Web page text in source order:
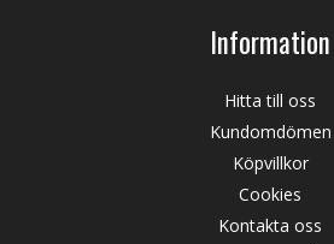
Information
Hitta till oss
Kundomdömen
Köpvillkor
Cookies
Kontakta oss